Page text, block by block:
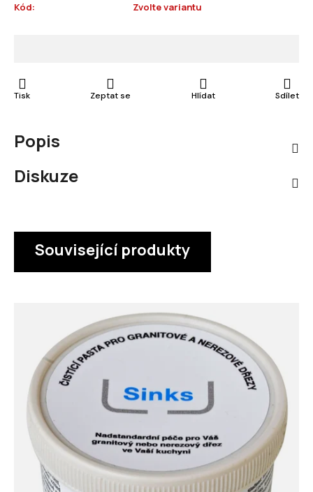
Kód: Zvolte variantu
Tisk Zeptat se Hlídat Sdílet
Popis
Diskuze
Související produkty